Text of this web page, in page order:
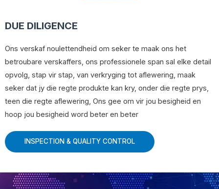
DUE DILIGENCE
Ons verskaf noulettendheid om seker te maak ons ​​het
betroubare verskaffers, ons professionele span sal elke detail
opvolg, stap vir stap, van verkryging tot aflewering, maak
seker dat jy die regte produkte kan kry, onder die regte prys,
teen die regte aflewering, Ons gee om vir jou besigheid en
hoop jou besigheid word beter en beter
INSPECTION & QUALITY CONTROL